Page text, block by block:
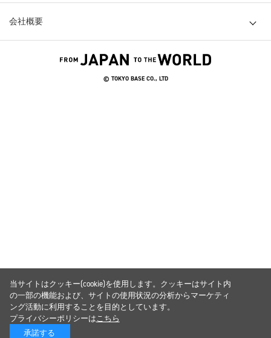
会社概要
© TOKYO BASE CO., LTD
当サイトはクッキー(cookie)を使用します。クッキーはサイト内
の一部の機能および、サイトの使用状況の分析からマーケティ
ング活動に利用することを目的としています。
プライバシーポリシーはこちら
承諾する